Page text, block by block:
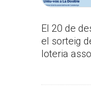
El 20 de
el sorteig
loteria